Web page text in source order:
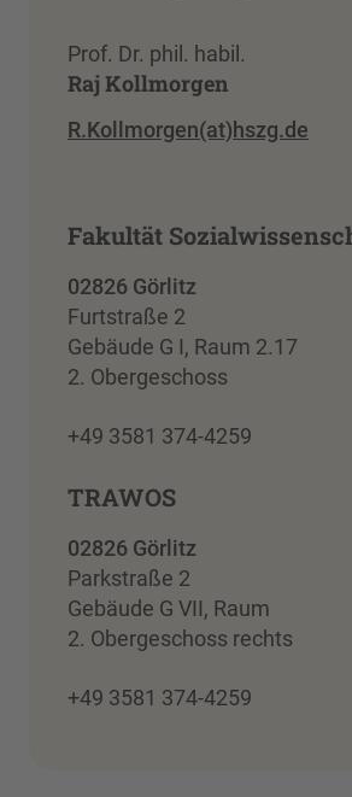
Prof. Dr. phil. habil.
Raj Kollmorgen
R.Kollmorgen(at)hszg.de
Fakultät
02826 Görlitz
Furtstraße 2
Gebäude G I, Raum 2.17
2. Obergeschoss
+49 3581 374-4259
TRAWOS
02826 Görlitz
Parkstraße 2
Gebäude G VII, Raum
2. Obergeschoss rechts
+49 3581 374-4259